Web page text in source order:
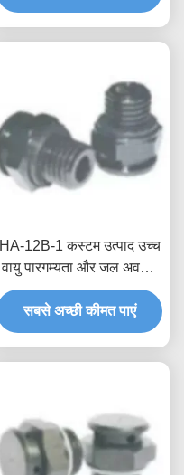
HA-12B-1 कस्टम उत्पाद उच्च
वायु पारगम्यता और जल अवरुद्ध
दबाव वाले पवन टरबाइन के लिए
जलरोधक सांस लेने योग्य वाल्व
सबसे अच्छी कीमत पाएं